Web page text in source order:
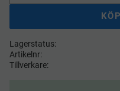
KÖP
Lagerstatus
Artikelnr
Tillverkare